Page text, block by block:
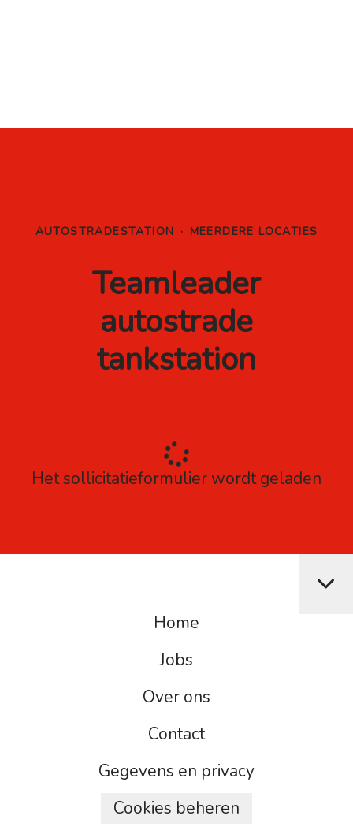
AUTOSTRADESTATION · MEERDERE LOCATIES
Teamleader
autostrade
tankstation
Het sollicitatieformulier wordt geladen
Home
Jobs
Over ons
Contact
Gegevens en privacy
Cookies beheren